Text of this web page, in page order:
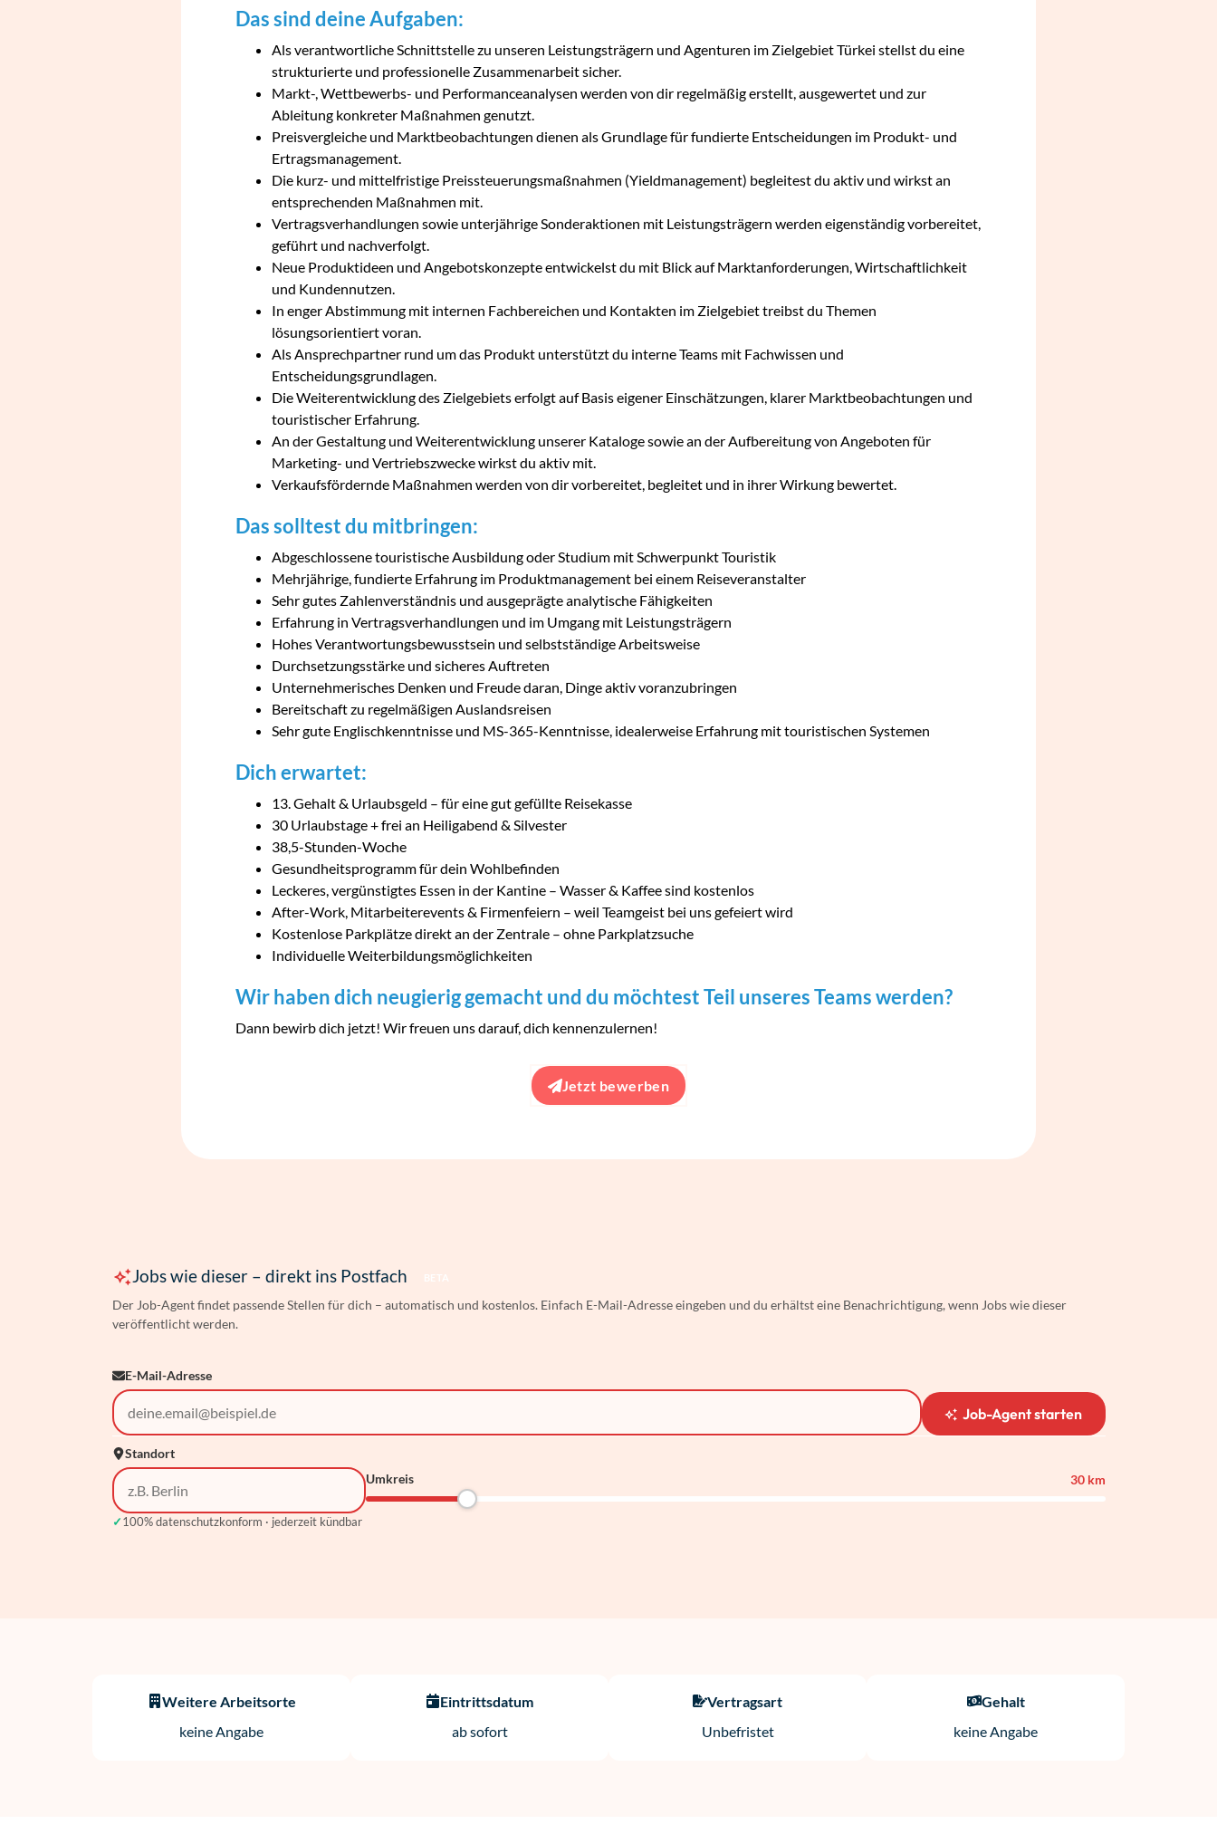
Das sind deine Aufgaben:
Als verantwortliche Schnittstelle zu unseren Leistungsträgern und Agenturen im Zielgebiet Türkei stellst du eine
strukturierte und professionelle Zusammenarbeit sicher.
Markt-, Wettbewerbs- und Performanceanalysen werden von dir regelmäßig erstellt, ausgewertet und zur
Ableitung konkreter Maßnahmen genutzt.
Preisvergleiche und Marktbeobachtungen dienen als Grundlage für fundierte Entscheidungen im Produkt- und
Ertragsmanagement.
Die kurz- und mittelfristige Preissteuerungsmaßnahmen (Yieldmanagement) begleitest du aktiv und wirkst an
entsprechenden Maßnahmen mit.
Vertragsverhandlungen sowie unterjährige Sonderaktionen mit Leistungsträgern werden eigenständig vorbereitet,
geführt und nachverfolgt.
Neue Produktideen und Angebotskonzepte entwickelst du mit Blick auf Marktanforderungen, Wirtschaftlichkeit
und Kundennutzen.
In enger Abstimmung mit internen Fachbereichen und Kontakten im Zielgebiet treibst du Themen
lösungsorientiert voran.
Als Ansprechpartner rund um das Produkt unterstützt du interne Teams mit Fachwissen und
Entscheidungsgrundlagen.
Die Weiterentwicklung des Zielgebiets erfolgt auf Basis eigener Einschätzungen, klarer Marktbeobachtungen und
touristischer Erfahrung.
An der Gestaltung und Weiterentwicklung unserer Kataloge sowie an der Aufbereitung von Angeboten für
Marketing- und Vertriebszwecke wirkst du aktiv mit.
Verkaufsfördernde Maßnahmen werden von dir vorbereitet, begleitet und in ihrer Wirkung bewertet.
Das solltest du mitbringen:
Abgeschlossene touristische Ausbildung oder Studium mit Schwerpunkt Touristik
Mehrjährige, fundierte Erfahrung im Produktmanagement bei einem Reiseveranstalter
Sehr gutes Zahlenverständnis und ausgeprägte analytische Fähigkeiten
Erfahrung in Vertragsverhandlungen und im Umgang mit Leistungsträgern
Hohes Verantwortungsbewusstsein und selbstständige Arbeitsweise
Durchsetzungsstärke und sicheres Auftreten
Unternehmerisches Denken und Freude daran, Dinge aktiv voranzubringen
Bereitschaft zu regelmäßigen Auslandsreisen
Sehr gute Englischkenntnisse und MS-365-Kenntnisse, idealerweise Erfahrung mit touristischen Systemen
Dich erwartet:
13. Gehalt & Urlaubsgeld – für eine gut gefüllte Reisekasse
30 Urlaubstage + frei an Heiligabend & Silvester
38,5-Stunden-Woche
Gesundheitsprogramm für dein Wohlbefinden
Leckeres, vergünstigtes Essen in der Kantine – Wasser & Kaffee sind kostenlos
After-Work, Mitarbeiterevents & Firmenfeiern – weil Teamgeist bei uns gefeiert wird
Kostenlose Parkplätze direkt an der Zentrale – ohne Parkplatzsuche
Individuelle Weiterbildungsmöglichkeiten
Wir haben dich neugierig gemacht und du möchtest Teil unseres Teams werden?
Dann bewirb dich jetzt! Wir freuen uns darauf, dich kennenzulernen!
Jetzt bewerben
Jobs wie dieser – direkt ins Postfach BETA
Der Job-Agent findet passende Stellen für dich – automatisch und kostenlos. Einfach E-Mail-Adresse eingeben und du erhältst eine Benachrichtigung, wenn Jobs wie dieser
veröffentlicht werden.
E-Mail-Adresse
Job-Agent starten
Standort
Umkreis
30 km
✓100% datenschutzkonform · jederzeit kündbar
Weitere Arbeitsorte
keine Angabe
Eintrittsdatum
ab sofort
Vertragsart
Unbefristet
Gehalt
keine Angabe